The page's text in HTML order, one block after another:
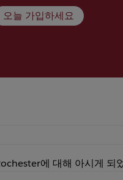
오늘 가입하세요
에 대해 아시게 되
에 대해 아시게 되었